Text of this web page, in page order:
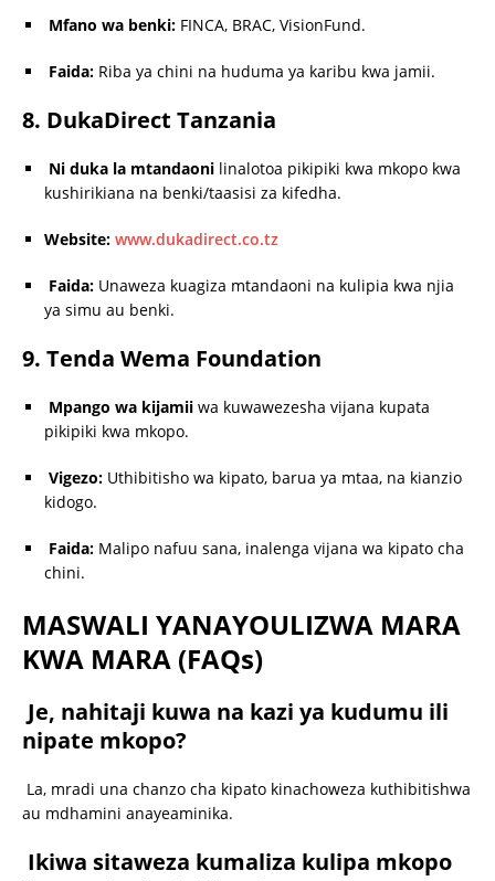
Mfano wa benki: FINCA, BRAC, VisionFund.
Faida: Riba ya chini na huduma ya karibu kwa jamii.
8. DukaDirect Tanzania
Ni duka la mtandaoni linalotoa pikipiki kwa mkopo kwa
kushirikiana na benki/taasisi za kifedha.
Website: www.dukadirect.co.tz
Faida: Unaweza kuagiza mtandaoni na kulipia kwa njia
ya simu au benki.
9. Tenda Wema Foundation
Mpango wa kijamii wa kuwawezesha vijana kupata
pikipiki kwa mkopo.
Vigezo: Uthibitisho wa kipato, barua ya mtaa, na kianzio
kidogo.
Faida: Malipo nafuu sana, inalenga vijana wa kipato cha
chini.
MASWALI YANAYOULIZWA MARA
KWA MARA (FAQs)
Je, nahitaji kuwa na kazi ya kudumu ili
nipate mkopo?
La, mradi una chanzo cha kipato kinachoweza kuthibitishwa
au mdhamini anayeaminika.
Ikiwa sitaweza kumaliza kulipa mkopo